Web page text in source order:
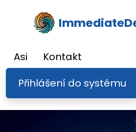
Asi
Kontakt
Přihlášení do systému